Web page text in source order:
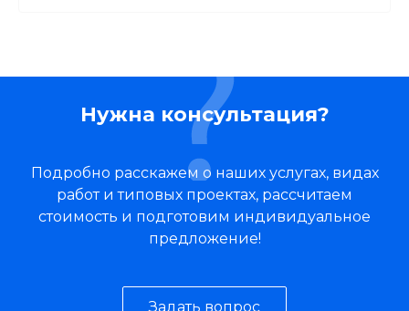
Нужна консультация?
Подробно расскажем о наших услугах, видах
работ и типовых проектах, рассчитаем
стоимость и подготовим индивидуальное
предложение!
Задать вопрос